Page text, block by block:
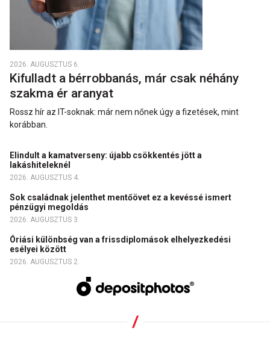
2026. AUGUSZTUS 6.
Kifulladt a bérrobbanás, már csak néhány
szakma ér aranyat
Rossz hír az IT-soknak: már nem nőnek úgy a fizetések, mint
korábban.
Elindult a kamatverseny: újabb csökkentés jött a
lakáshiteleknél
2026. AUGUSZTUS 4.
Sok családnak jelenthet mentőövet ez a kevéssé ismert
pénzügyi megoldás
2026. AUGUSZTUS 3.
Óriási különbség van a frissdiplomások elhelyezkedési
esélyei között
2026. AUGUSZTUS 2.